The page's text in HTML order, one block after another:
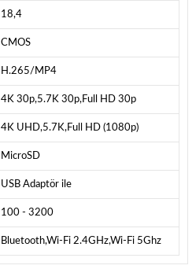
18,4
CMOS
H.265/MP4
4K 30p,5.7K 30p,Full HD 30p
4K UHD,5.7K,Full HD (1080p)
MicroSD
USB Adaptör ile
100 - 3200
Bluetooth,Wi-Fi 2.4GHz,Wi-Fi 5Ghz